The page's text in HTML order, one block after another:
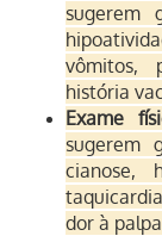
sugerem
vômitos,
história
Exame
sugerem
cianose,
dor à